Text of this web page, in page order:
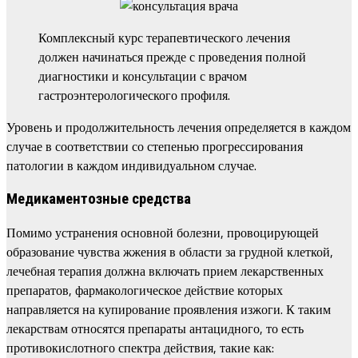
Комплексный курс терапевтического лечения
должен начинаться прежде с проведения полной
диагностики и консультации с врачом
гастроэнтерологического профиля.
Уровень и продолжительность лечения определяется в каждом
случае в соответствии со степенью прогрессирования
патологии в каждом индивидуальном случае.
Медикаментозные средства
Помимо устранения основной болезни, провоцирующей
образование чувства жжения в области за грудной клеткой,
лечебная терапия должна включать прием лекарственных
препаратов, фармакологическое действие которых
направляется на купирование проявления изжоги. К таким
лекарствам относятся препараты антацидного, то есть
противокислотного спектра действия, такие как: